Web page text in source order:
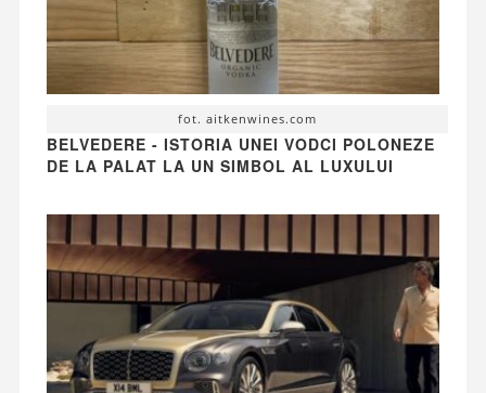
fot. aitkenwines.com
BELVEDERE - ISTORIA UNEI VODCI POLONEZE
DE LA PALAT LA UN SIMBOL AL LUXULUI